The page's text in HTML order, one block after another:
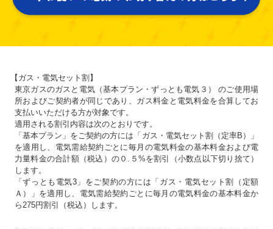
【ガス・電気セット割】
東京ガスのガスと電気（基本プラン・ずっとも電気３） のご使用場
所およびご契約者が同じであり、ガス料金と電気料金を合算してお
支払いいただける方が対象です。
適用される割引内容は次のとおりです。
「基本プラン」をご契約の方には「ガス・電気セット割（定率B）」
を適用し、電気需給契約ごとに毎月の電気料金の基本料金および電
力量料金の合計額（税込）の０.５%を割引（小数点以下切り捨て）
します。
「ずっとも電気3」をご契約の方には「ガス・電気セット割（定額
Ａ）」を適用し、電気需給契約ごとに毎月の電気料金の基本料金か
ら275円割引（税込）します。